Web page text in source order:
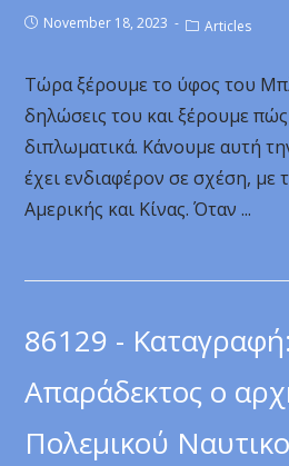
November 18, 2023 Articles
Τώρα ξέρουμε το ύφος του
δηλώσεις του και ξέρουμε πώς
διπλωματικά. Κάνουμε αυτή
έχει ενδιαφέρον σε σχέση, με
Αμερικής και Κίνας. Όταν ...
86129 - Καταγραφή:
Απαράδεκτος ο
Πολεμικού